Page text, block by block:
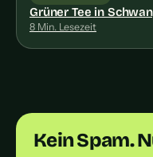
Grüner Tee in
8 Min. Lesezeit
Kein Spam.